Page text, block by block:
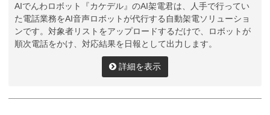
AIでんわロボット『カケデル』のAI架電君は、人手で行ってい
た電話業務をAI音声ロボットが代行する自動架電ソリューショ
ンです。対象者リストをアップロードするだけで、ロボットが
順次電話をかけ、対応結果を日報として出力します。
詳細を表示